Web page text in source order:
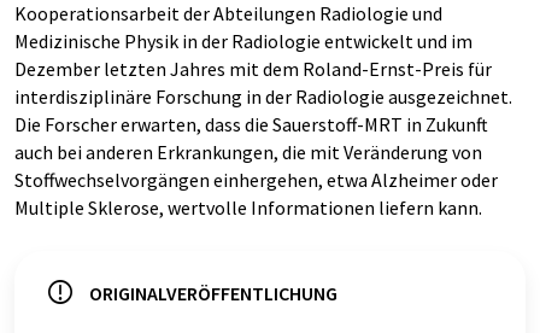
Kooperationsarbeit der Abteilungen Radiologie und
Medizinische Physik in der Radiologie entwickelt und im
Dezember letzten Jahres mit dem Roland-Ernst-Preis für
interdisziplinäre Forschung in der Radiologie ausgezeichnet.
Die Forscher erwarten, dass die Sauerstoff-MRT in Zukunft
auch bei anderen Erkrankungen, die mit Veränderung von
Stoffwechselvorgängen einhergehen, etwa Alzheimer oder
Multiple Sklerose, wertvolle Informationen liefern kann.
ORIGINALVERÖFFENTLICHUNG